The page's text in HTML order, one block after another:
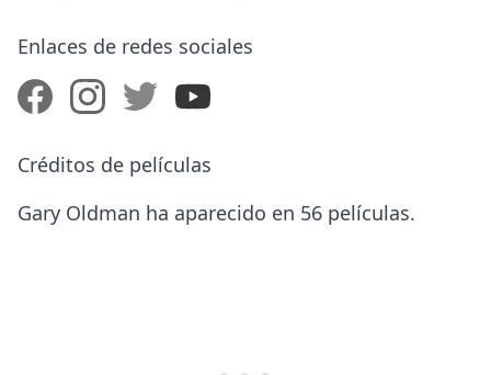
Enlaces de redes sociales
Créditos de películas
Gary Oldman ha aparecido en 56 películas.